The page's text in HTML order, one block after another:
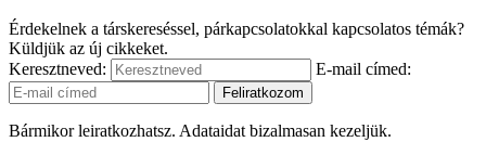
Érdekelnek a társkereséssel, párkapcsolatokkal kapcsolatos témák?
Küldjük az új cikkeket.
Keresztneved:
E-mail címed:
Bármikor leiratkozhatsz. Adataidat bizalmasan kezeljük.